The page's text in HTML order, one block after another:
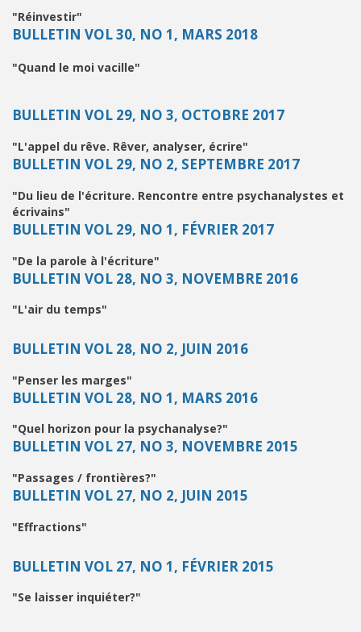
"Réinvestir"
BULLETIN VOL 30, NO 1, MARS 2018
"Quand le moi vacille"
BULLETIN VOL 29, NO 3, OCTOBRE 2017
"L'appel du rêve. Rêver, analyser, écrire"
BULLETIN VOL 29, NO 2, SEPTEMBRE 2017
"Du lieu de l'écriture. Rencontre entre psychanalystes et
écrivains"
BULLETIN VOL 29, NO 1, FÉVRIER 2017
"De la parole à l'écriture"
BULLETIN VOL 28, NO 3, NOVEMBRE 2016
"L'air du temps"
BULLETIN VOL 28, NO 2, JUIN 2016
"Penser les marges"
BULLETIN VOL 28, NO 1, MARS 2016
"Quel horizon pour la psychanalyse?"
BULLETIN VOL 27, NO 3, NOVEMBRE 2015
"Passages / frontières?"
BULLETIN VOL 27, NO 2, JUIN 2015
"Effractions"
BULLETIN VOL 27, NO 1, FÉVRIER 2015
"Se laisser inquiéter?"